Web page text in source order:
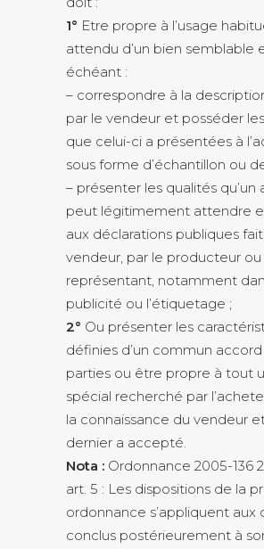
1° Etre propre à l’usage
attendu d’un bien semblable
échéant :
– correspondre à la
par le vendeur et posséder
que celui-ci a présentées à
sous forme d’échantillon ou
– présenter les qualités qu’un
peut légitimement attendre
aux déclarations publiques
vendeur, par le producteur ou
représentant, notamment
publicité ou l’étiquetage ;
2° Ou présenter les
définies d’un commun
parties ou être propre à tout
spécial recherché par
la connaissance du vendeur
dernier a accepté.
Nota : Ordonnance 2005-136
art. 5 : Les dispositions de la
ordonnance s’appliquent aux
conclus postérieurement à